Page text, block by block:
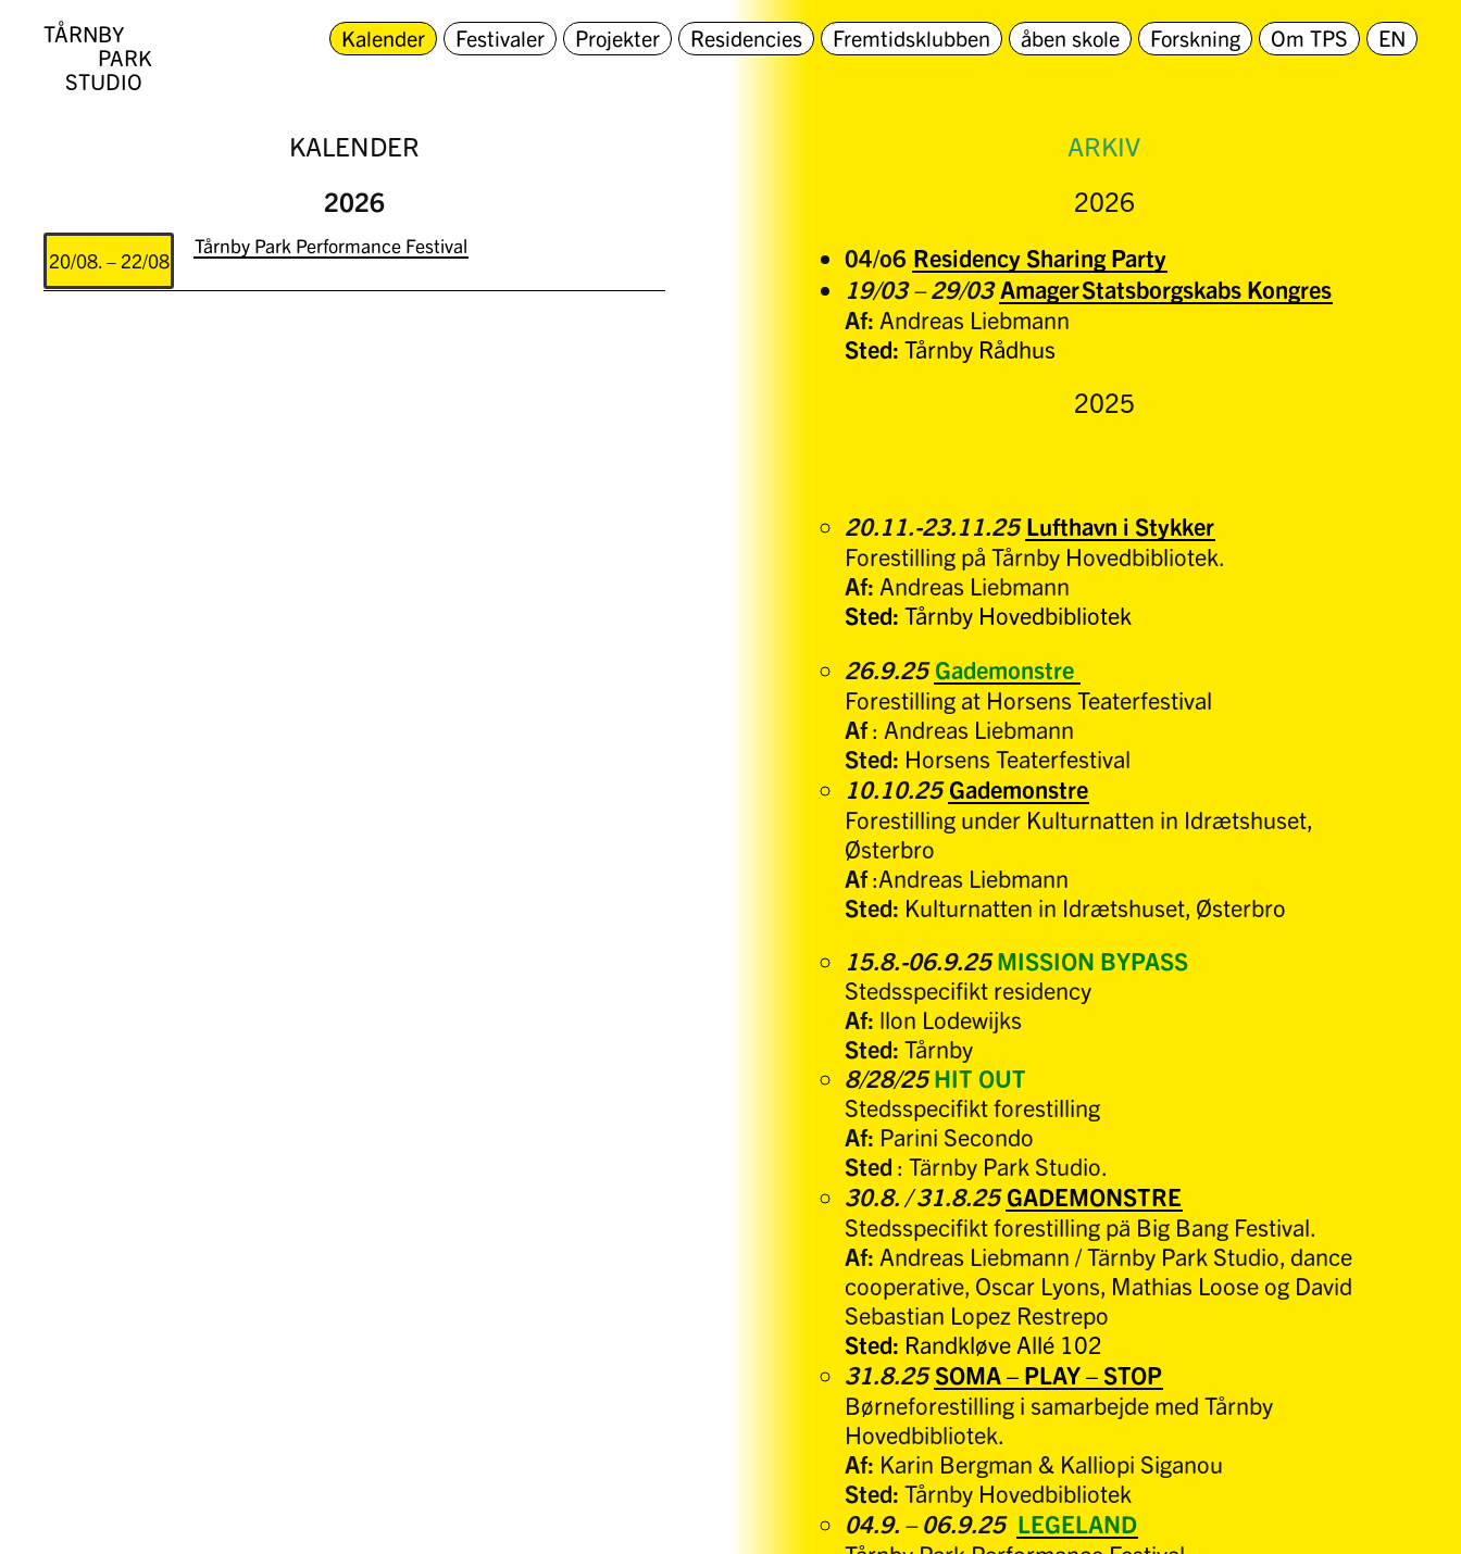
TÅRNBY
PARK
STUDIO
Kalender Festivaler Projekter Residencies Fremtidsklubben åben skole Forskning Om TPS EN
KALENDER
2026
20/08. – 22/08
Tårnby Park Performance Festival
ARKIV
2026
04/o6 Residency Sharing Party
19/03 – 29/03AmagerStatsborgskabs Kongres
Af: Andreas Liebmann
Sted: Tårnby Rådhus
2025
20.11.-23.11.25Lufthavn i Stykker
Forestilling på Tårnby Hovedbibliotek.
Af: Andreas Liebmann
Sted: Tårnby Hovedbibliotek
26.9.25Gademonstre
Forestilling at Horsens Teaterfestival
Af: Andreas Liebmann
Sted: Horsens Teaterfestival
10.10.25Gademonstre
Forestilling under Kulturnatten in Idrætshuset,
Østerbro
Af:Andreas Liebmann
Sted: Kulturnatten in Idrætshuset, Østerbro
15.8.-06.9.25MISSION BYPASS
Stedsspecifikt residency
Af: llon Lodewijks
Sted: Tårnby
8/28/25HIT OUT
Stedsspecifiktforestilling
Af: Parini Secondo
Sted : Tärnby Park Studio.
30.8. / 31.8.25 GADEMONSTRE
Stedsspecifiktforestilling pä Big Bang Festival.
Af: Andreas Liebmann / Tärnby Park Studio, dance
cooperative, Oscar Lyons, Mathias Loose og David
Sebastian Lopez Restrepo
Sted: Randkløve Allé 102
31.8.25SOMA – PLAY – STOP
Børneforestilling i samarbejde med Tårnby
Hovedbibliotek.
Af: Karin Bergman & Kalliopi Siganou
Sted: Tårnby Hovedbibliotek
04.9. – 06.9.25 LEGELAND